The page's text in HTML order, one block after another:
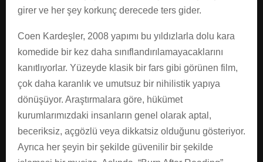
girer ve her şey korkunç derecede ters gider.
Coen Kardeşler, 2008 yapımı bu yıldızlarla dolu kara
komedide bir kez daha sınıflandırılamayacaklarını
kanıtlıyorlar. Yüzeyde klasik bir fars gibi görünen film,
çok daha karanlık ve umutsuz bir nihilistik yapıya
dönüşüyor. Araştırmalara göre, hükümet
kurumlarımızdaki insanların genel olarak aptal,
beceriksiz, açgözlü veya dikkatsiz olduğunu gösteriyor.
Ayrıca her şeyin bir şekilde güvenilir bir şekilde